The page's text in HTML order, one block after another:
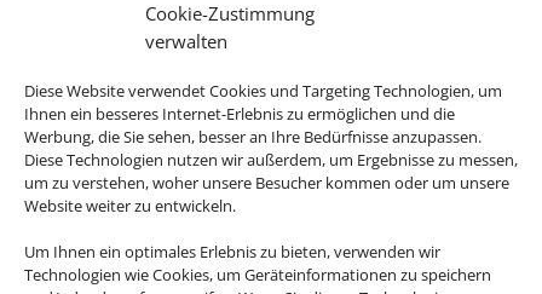
Cookie-Zustimmung
verwalten
Diese Website verwendet Cookies und Targeting Technologien, um
Ihnen ein besseres Internet-Erlebnis zu ermöglichen und die
Werbung, die Sie sehen, besser an Ihre Bedürfnisse anzupassen.
Diese Technologien nutzen wir außerdem, um Ergebnisse zu messen,
um zu verstehen, woher unsere Besucher kommen oder um unsere
Website weiter zu entwickeln.
Um Ihnen ein optimales Erlebnis zu bieten, verwenden wir
Technologien wie Cookies, um Geräteinformationen zu speichern